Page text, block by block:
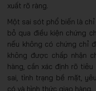
xuất rõ ràng.
Một sai sót phổ biến là
bỏ qua điều kiện chứng
nếu không có chứng chỉ
không được chấp nhận
hàng, cần xác định rõ
sai, tình trạng bề mặt,
có và hình thức giao hàng.